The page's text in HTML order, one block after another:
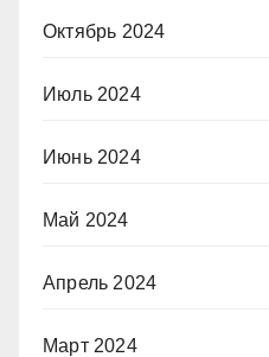
Октябрь 2024
Июль 2024
Июнь 2024
Май 2024
Апрель 2024
Март 2024